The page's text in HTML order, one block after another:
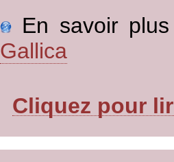
En savoir
Gallica
Cliquez pour